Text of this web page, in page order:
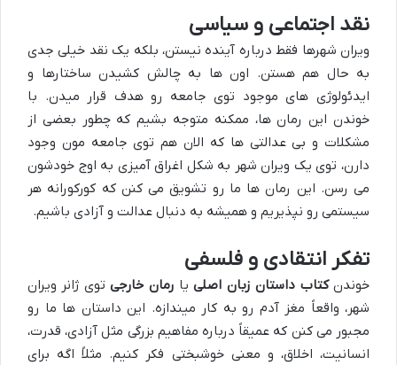
نقد اجتماعی و سیاسی
ویران شهرها فقط درباره آینده نیستن، بلکه یک نقد خیلی جدی
به حال هم هستن. اون ها به چالش کشیدن ساختارها و
ایدئولوژی های موجود توی جامعه رو هدف قرار میدن. با
خوندن این رمان ها، ممکنه متوجه بشیم که چطور بعضی از
مشکلات و بی عدالتی ها که الان هم توی جامعه مون وجود
دارن، توی یک ویران شهر به شکل اغراق آمیزی به اوج خودشون
می رسن. این رمان ها ما رو تشویق می کنن که کورکورانه هر
سیستمی رو نپذیریم و همیشه به دنبال عدالت و آزادی باشیم.
تفکر انتقادی و فلسفی
خوندنکتاب داستان زبان اصلییا رمان خارجیتوی ژانر ویران
شهر، واقعاً مغز آدم رو به کار میندازه. این داستان ها ما رو
مجبور می کنن که عمیقاً درباره مفاهیم بزرگی مثل آزادی، قدرت،
انسانیت، اخلاق، و معنی خوشبختی فکر کنیم. مثلاً اگه برای